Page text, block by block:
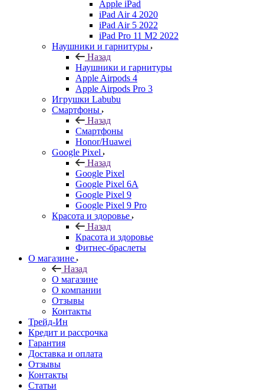
Apple iPad
iPad Air 4 2020
iPad Air 5 2022
iPad Pro 11 M2 2022
Наушники и гарнитуры
Назад
Наушники и гарнитуры
Apple Airpods 4
Apple Airpods Pro 3
Игрушки Labubu
Смартфоны
Назад
Смартфоны
Honor/Huawei
Google Pixel
Назад
Google Pixel
Google Pixel 6A
Google Pixel 9
Google Pixel 9 Pro
Красота и здоровье
Назад
Красота и здоровье
Фитнес-браслеты
О магазине
Назад
О магазине
О компании
Отзывы
Контакты
Трейд-Ин
Кредит и рассрочка
Гарантия
Доставка и оплата
Отзывы
Контакты
Статьи